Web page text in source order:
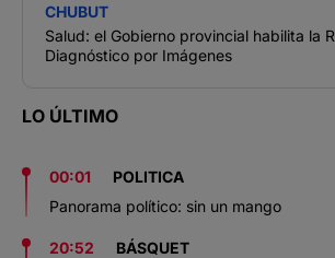
CHUBUT
Salud: el Gobierno provincial habilita la
Diagnóstico por Imágenes
LO ÚLTIMO
00:01
POLITICA
Panorama político: sin un mango
20:52
BÁSQUET